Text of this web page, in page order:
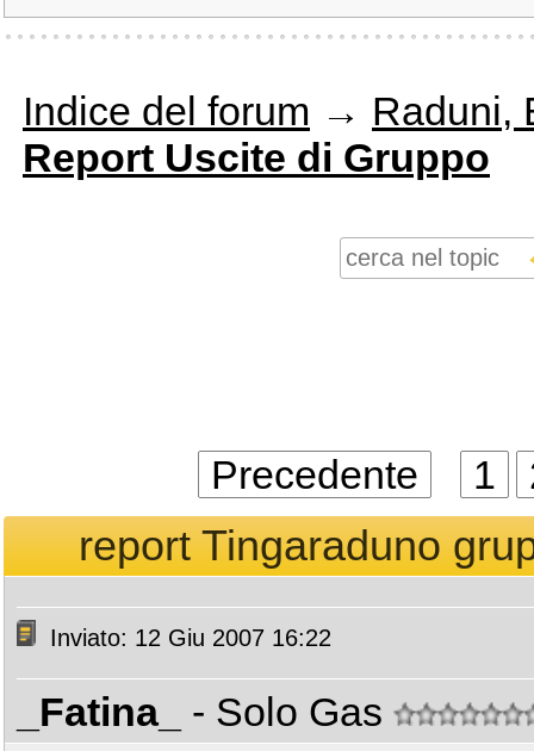
Indice del forum → Raduni,
Report Uscite di Gruppo
Precedente 1
report Tingaraduno
Inviato: 12 Giu 2007 16:22
_Fatina_ - Solo Gas